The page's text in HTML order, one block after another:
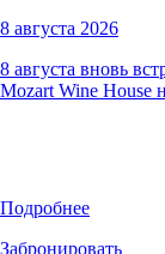
8 августа 2026
8 августа вновь
Mozart Wine House
Подробнее
Забронировать